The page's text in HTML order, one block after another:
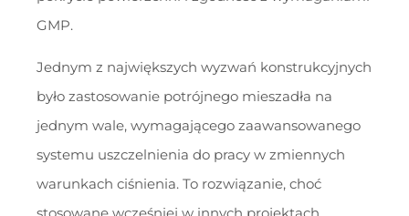
GMP.
Jednym z największych wyzwań konstrukcyjnych
było zastosowanie potrójnego mieszadła na
jednym wale, wymagającego zaawansowanego
systemu uszczelnienia do pracy w zmiennych
warunkach ciśnienia. To rozwiązanie, choć